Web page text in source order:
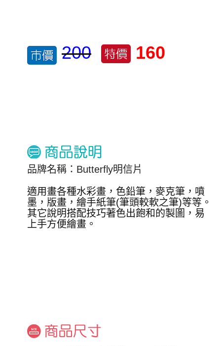
200 160
品牌名稱：Butterfly明信片
適用畫各種水彩畫，色鉛筆，麥克筆，噴
墨，版畫，繪手紙筆(筆頭較軟之筆)等等。
其它說明搭配技巧著色出飽和的製圖，易
上手方便繪畫。